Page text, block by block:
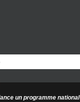
un programme national